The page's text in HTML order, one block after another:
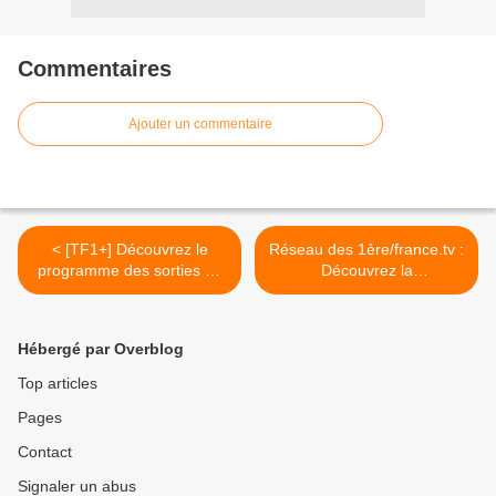
Commentaires
Ajouter un commentaire
< [TF1+] Découvrez le
programme des sorties de
juin 2026 !
Réseau des 1ère/france.tv :
Découvrez la
programmation de juin de
Hébergé par Overblog
Top articles
Pages
Contact
Signaler un abus